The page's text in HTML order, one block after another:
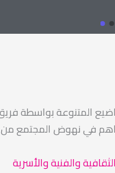
المتنوعة بواسطة
في نهوض المجتمع
والفنية والأسرية